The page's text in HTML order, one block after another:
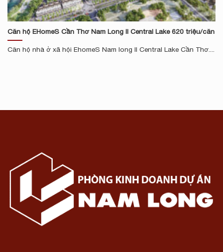
Căn hộ EHomeS Cần Thơ Nam Long II Central Lake 620 triệu/căn
Căn hộ nhà ở xã hội EhomeS Nam long II Central Lake Cần Thơ....